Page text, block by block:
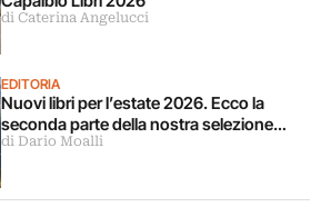
di Caterina Angelucci
EDITORIA
Nuovi libri per l’estate 2026. Ecco la
seconda parte della nostra selezione…
di Dario Moalli